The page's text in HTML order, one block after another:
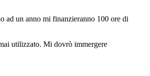
ad un anno mi finanzieranno 100 ore di
utilizzato. Mi dovrò immergere